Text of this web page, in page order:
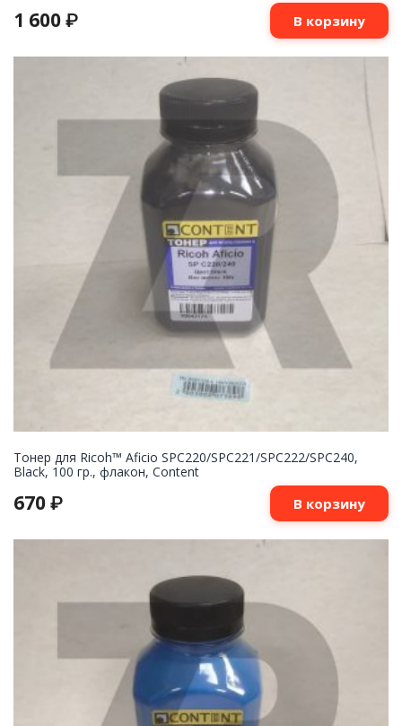
1 600 ₽ В корзину
Тонер для Ricoh™ Aficio SPC220/SPC221/SPC222/SPC240,
Black, 100 гр., флакон, Content
670 ₽ В корзину